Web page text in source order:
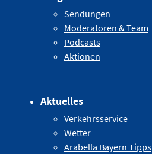
Sendungen
Moderatoren & Team
Podcasts
Aktionen
Aktuelles
Verkehrsservice
Wetter
Arabella Bayern Tipps